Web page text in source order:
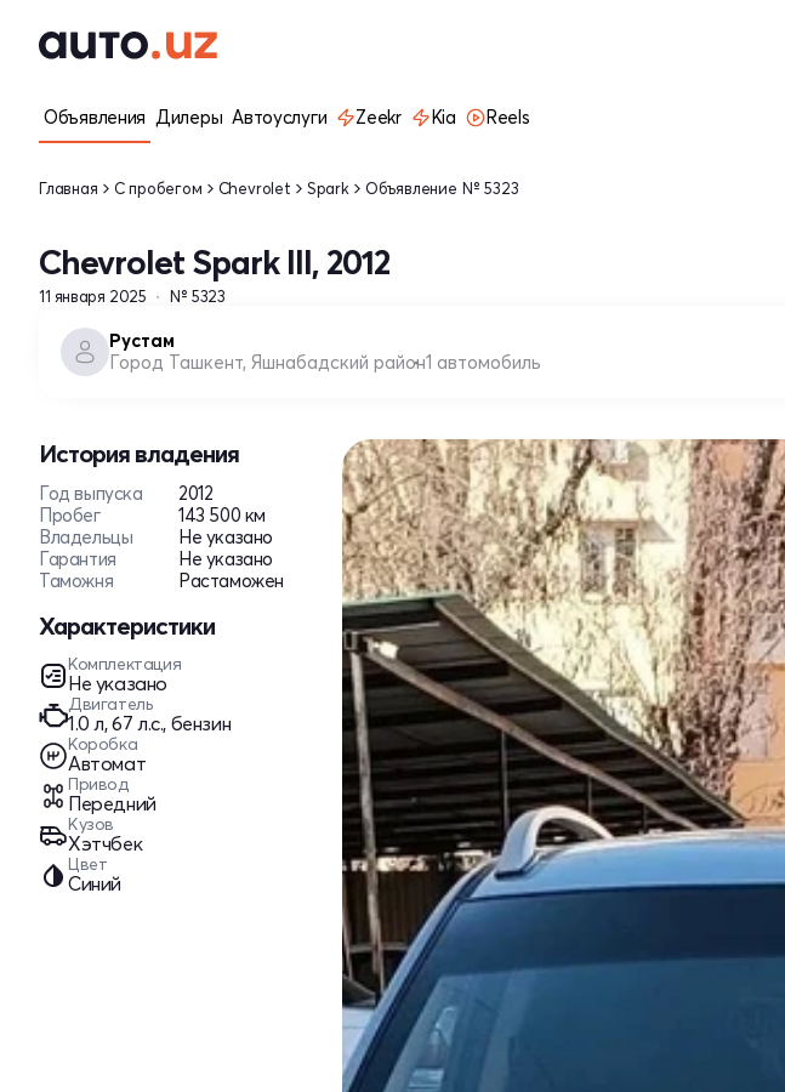
Объявления Дилеры Автоуслуги Zeekr Kia Reels
Главная С пробегом Chevrolet Spark Объявление № 5323
Chevrolet Spark III, 2012
11 января 2025 № 5323
Рустам
Город Ташкент, Яшнабадский район1 автомобиль
История владения
Год выпуска
2012
Пробег
143 500 км
Владельцы
Не указано
Гарантия
Не указано
Таможня
Растаможен
Характеристики
Комплектация
Не указано
Двигатель
1.0 л, 67 л.с., бензин
Коробка
Автомат
Привод
Передний
Кузов
Хэтчбек
Цвет
Синий